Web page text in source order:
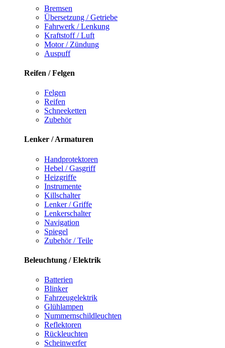
Bremsen
Übersetzung / Getriebe
Fahrwerk / Lenkung
Kraftstoff / Luft
Motor / Zündung
Auspuff
Reifen / Felgen
Felgen
Reifen
Schneeketten
Zubehör
Lenker / Armaturen
Handprotektoren
Hebel / Gasgriff
Heizgriffe
Instrumente
Killschalter
Lenker / Griffe
Lenkerschalter
Navigation
Spiegel
Zubehör / Teile
Beleuchtung / Elektrik
Batterien
Blinker
Fahrzeugelektrik
Glühlampen
Nummernschildleuchten
Reflektoren
Rückleuchten
Scheinwerfer